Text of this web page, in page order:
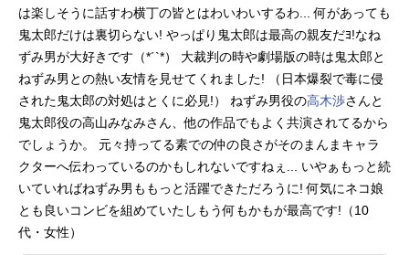
は楽しそうに話すわ横丁の皆とはわいわいするわ... 何があっても
鬼太郎だけは裏切らない! やっぱり鬼太郎は最高の親友だﾖ!なね
ずみ男が大好きです（*´`*） 大裁判の時や劇場版の時は鬼太郎と
ねずみ男との熱い友情を見せてくれました! （日本爆裂で毒に侵
された鬼太郎の対処はとくに必見!） ねずみ男役の高木渉さんと
鬼太郎役の高山みなみさん、他の作品でもよく共演されてるから
でしょうか。 元々持ってる素での仲の良さがそのまんまキャラ
クターへ伝わっているのかもしれないですねぇ... いやぁもっと続
いていればねずみ男ももっと活躍できただろうに! 何気にネコ娘
とも良いコンビを組めていたしもう何もかもが最高です!（10
代・女性）